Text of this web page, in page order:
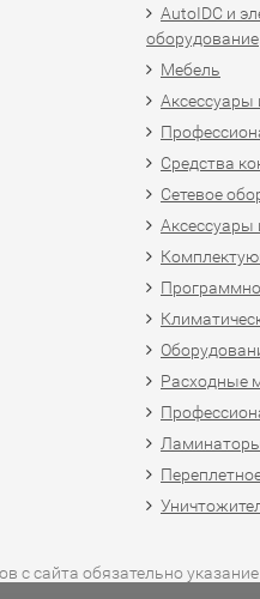
AutoIDC и
оборудование
Мебель
Аксессуары
Средства
Сетевое
Аксессуары
Расходные
с сайта обязательно